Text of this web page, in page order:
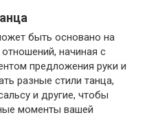
быть основано на
начиная с
предложения руки и
разные стили танца,
и другие, чтобы
моменты вашей